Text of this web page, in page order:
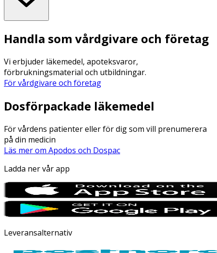
Handla som vårdgivare och företag
Vi erbjuder läkemedel, apoteksvaror,
förbrukningsmaterial och utbildningar.
För vårdgivare och företag
Dosförpackade läkemedel
För vårdens patienter eller för dig som vill prenumerera
på din medicin
Läs mer om Apodos och Dospac
Ladda ner vår app
Leveransalternativ